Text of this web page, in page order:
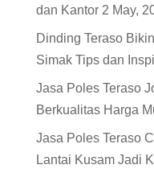
dan Kantor 2 May,
Dinding Teraso
Simak Tips dan
Jasa Poles Teraso
Berkualitas Harga
Jasa Poles Teraso
Lantai Kusam Jadi